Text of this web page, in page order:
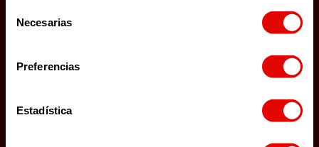
Necesarias
Preferencias
Estadística
SEE PROJECTS